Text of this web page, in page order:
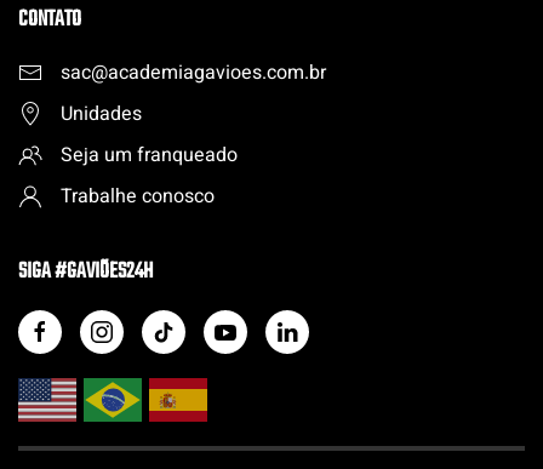
CONTATO
sac@academiagavioes.com.br
Unidades
Seja um franqueado
Trabalhe conosco
SIGA #GAVIÕES24H